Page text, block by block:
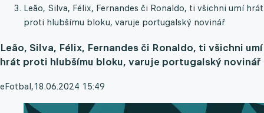
Leão, Silva, Félix, Fernandes či Ronaldo, ti všichni umí hrát
proti hlubšímu bloku, varuje portugalský novinář
Leão, Silva, Félix, Fernandes či Ronaldo, ti všichni umí
hrát proti hlubšímu bloku, varuje portugalský novinář
eFotbal,18.06.2024 15:49